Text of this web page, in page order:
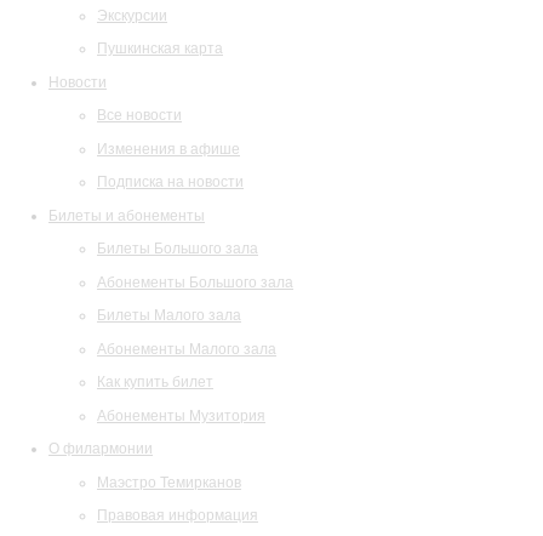
Экскурсии
Пушкинская карта
Новости
Все новости
Изменения в афише
Подписка на новости
Билеты и абонементы
Билеты Большого зала
Абонементы Большого зала
Билеты Малого зала
Абонементы Малого зала
Как купить билет
Абонементы Музитория
О филармонии
Маэстро Темирканов
Правовая информация